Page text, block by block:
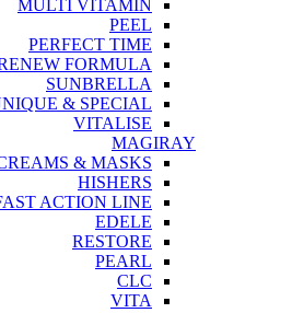
MULTI VITAMIN
PEEL
PERFECT TIME
FORMULA
SUNBRELLA
& SPECIAL
VITALISE
MAGIRAY
& MASKS
HISHERS
ACTION LINE
EDELE
RESTORE
PEARL
CLC
VITA